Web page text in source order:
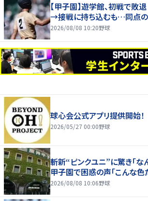
【甲子園】遊学館、初戦で敗
→接戦に持ち込むも…同点の
2026/08/08 10:20野球
球心会公式アプリ提供開始！
2026/05/27 00:00野球
斬新“ピンクユニ”に驚き「
甲子園で困惑の声「こんな色
2026/08/08 10:06野球